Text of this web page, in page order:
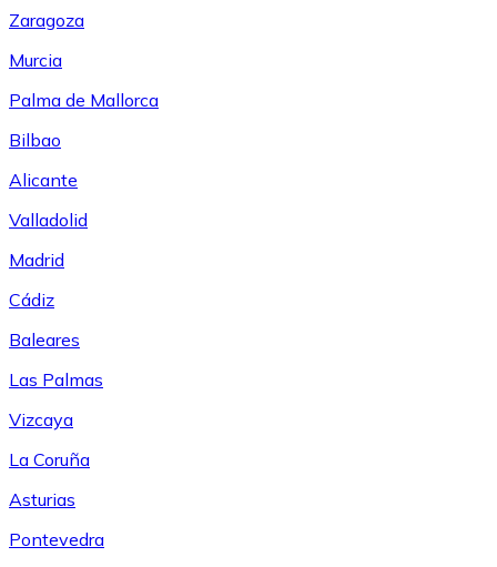
Zaragoza
Murcia
Palma de Mallorca
Bilbao
Alicante
Valladolid
Madrid
Cádiz
Baleares
Las Palmas
Vizcaya
La Coruña
Asturias
Pontevedra